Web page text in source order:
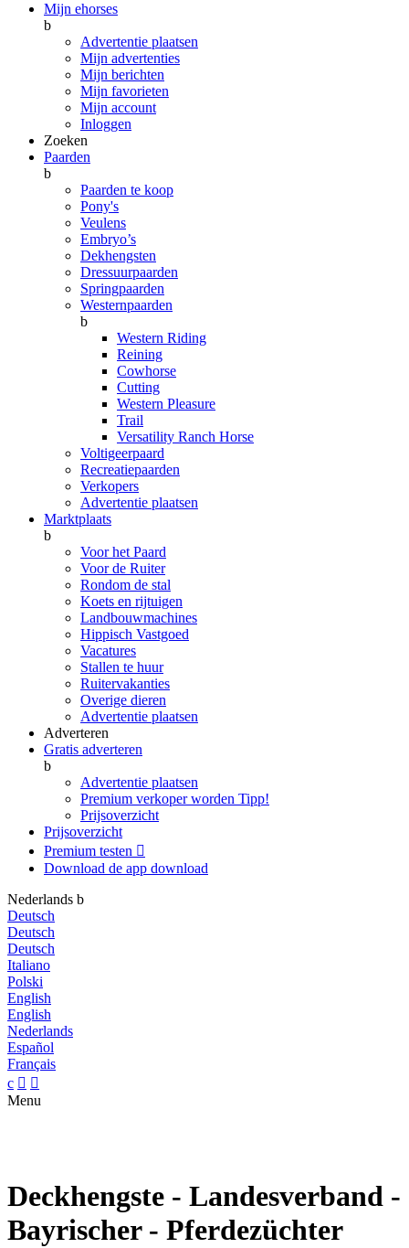
Mijn ehorses
b
Advertentie plaatsen
Mijn advertenties
Mijn berichten
Mijn favorieten
Mijn account
Inloggen
Zoeken
Paarden
b
Paarden te koop
Pony's
Veulens
Embryo’s
Dekhengsten
Dressuurpaarden
Springpaarden
Westernpaarden
b
Western Riding
Reining
Cowhorse
Cutting
Western Pleasure
Trail
Versatility Ranch Horse
Voltigeerpaard
Recreatiepaarden
Verkopers
Advertentie plaatsen
Marktplaats
b
Voor het Paard
Voor de Ruiter
Rondom de stal
Koets en rijtuigen
Landbouwmachines
Hippisch Vastgoed
Vacatures
Stallen te huur
Ruitervakanties
Overige dieren
Advertentie plaatsen
Adverteren
Gratis adverteren
b
Advertentie plaatsen
Premium verkoper worden Tipp!
Prijsoverzicht
Prijsoverzicht
Premium testen 
Download de app download
Nederlands b
Deutsch
Deutsch
Deutsch
Italiano
Polski
English
English
Nederlands
Español
Français
c  
Menu
Deckhengste - Landesverband -
Bayrischer - Pferdezüchter